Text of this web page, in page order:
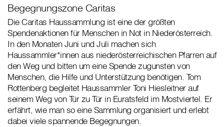
Begegnungszone Caritas
Die Caritas Haussammlung ist eine der größten
Spendenaktionen für Menschen in Not in Niederösterreich.
In den Monaten Juni und Juli machen sich
Haussammler*innen aus niederösterreichischen Pfarren auf
den Weg und bitten um eine Spende zugunsten von
Menschen, die Hilfe und Unterstützung benötigen. Tom
Rottenberg begleitet Haussammler Toni Hiesleitner auf
seinem Weg von Tür zu Tür in Euratsfeld im Mostviertel. Er
erfährt, wie man so eine Sammlung organisiert und erlebt
dabei viele spannende Begegnungen.